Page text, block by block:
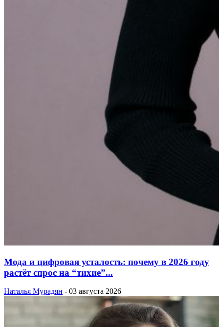
Мода и цифровая усталость: почему в 2026 году
растёт спрос на “тихие”...
Наталья Мурадян - 03 августа 2026